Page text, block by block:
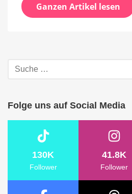
Ganzen Artikel lesen
Suche
Folge uns auf Social Media
130K
Follower
41.8K
Follower